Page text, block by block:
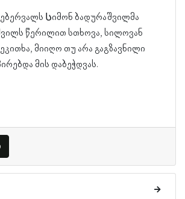
Სიმონ ბადურაშვილმა
წერილით სთხოვა, სილოვან
მიიღო თუ არა გაგზავნილი
მის დაბეჭდვას.